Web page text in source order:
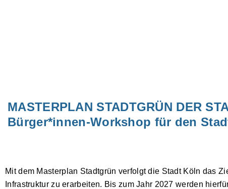
MASTERPLAN STADTGRÜN DER
Bürger*innen-Workshop für den
Mit dem Masterplan Stadtgrün verfolgt die Stadt Köln das
Infrastruktur zu erarbeiten. Bis zum Jahr 2027 werden